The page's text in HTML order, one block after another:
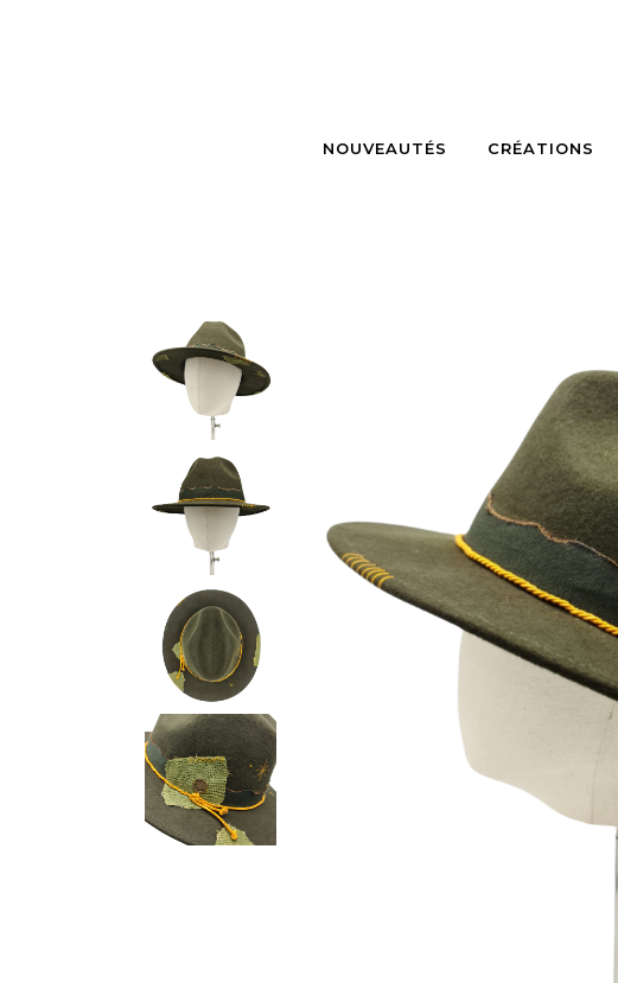
NOUVEAUTÉS CRÉATIONS